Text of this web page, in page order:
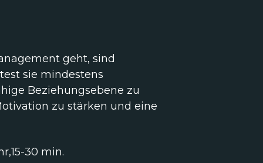
geht, sind
sie mindestens
Beziehungsebene zu
zu stärken und eine
30 min.